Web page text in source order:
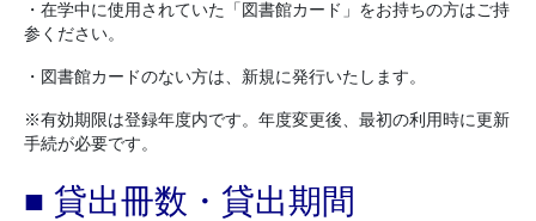
・在学中に使用されていた「図書館カード」をお持ちの方はご持
参ください。
・図書館カードのない方は、新規に発行いたします。
※有効期限は登録年度内です。年度変更後、最初の利用時に更新
手続が必要です。
■ 貸出冊数・貸出期間